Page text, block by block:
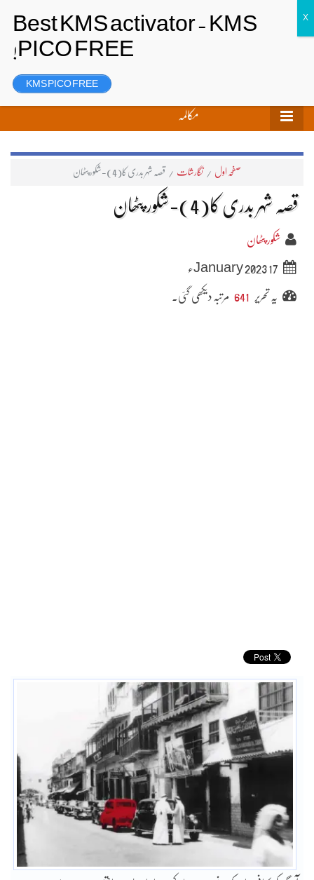
رجسٹر
مکالمہ
صفحہ اول / نگارشات / قصّہ شہر بدری کا(4)-شکور پٹھان
قصّہ شہر بدری کا(4)-شکور پٹھان
شکور پٹھان
17 January 2023ء
یہ تحریر 641 مرتبہ دیکھی گئی۔
KMS PICO FREE